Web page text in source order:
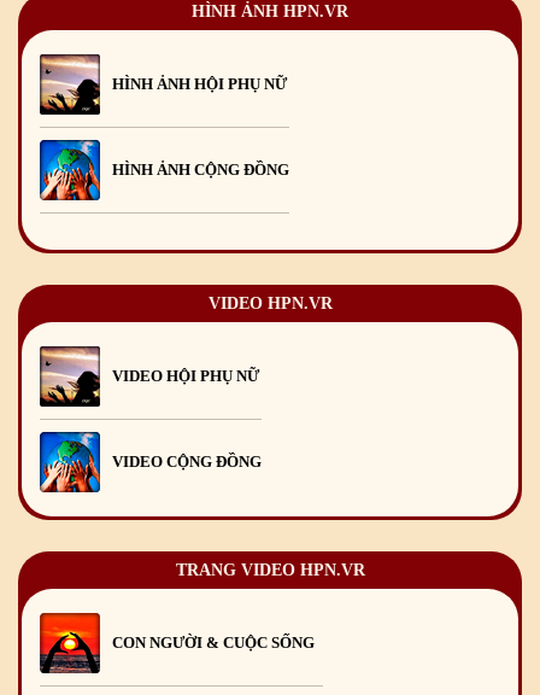
Mừng Xuân Canh Tý 2020 22/01/2020
Chúc mừng Giáng sinh và Năm mới 2020
Chúc mừng Giáng sinh và Năm mới 2019
Mừng Xuân Bính Ngọ 2026 15/02/2026
Chúc mừng Giáng sinh và Năm mới 2025 24
Mừng Xuân Giáp Thìn 2024
HÌNH ẢNH HPN.VR
HÌNH ẢNH HỘI PHỤ NỮ
HÌNH ẢNH CỘNG ĐỒNG
VIDEO HPN.VR
VIDEO HỘI PHỤ NỮ
VIDEO CỘNG ĐỒNG
TRANG VIDEO HPN.VR
CON NGƯỜI & CUỘC SỐNG